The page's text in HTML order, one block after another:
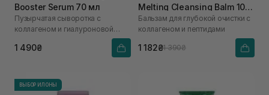
Booster Serum 70 мл
Пузырчатая сыворотка с
коллагеном и гиалуроновой
1 490₴
Melting Cleansing Balm 100
г
Бальзам для глубокой очистки с
коллагеном и пептидами
1 182₴1 390₴
ВЫБОР ИЛОНЫ